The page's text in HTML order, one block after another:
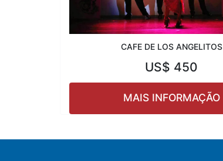
CAFE DE LOS ANGELITOS
US$ 450
MAIS INFORMAÇÃO